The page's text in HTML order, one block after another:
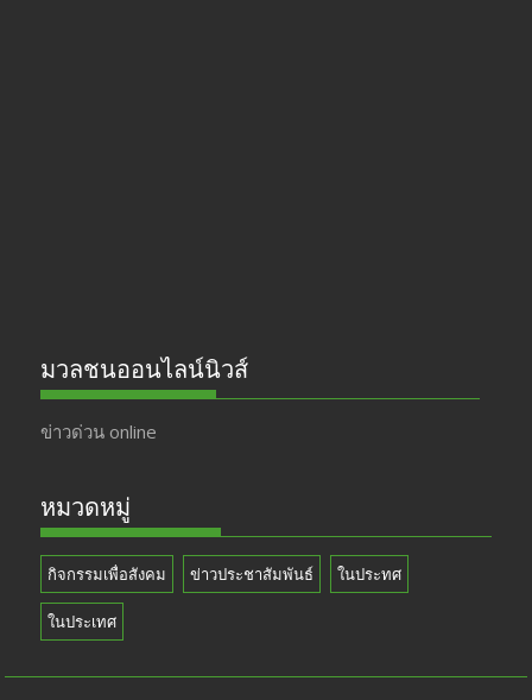
มวลชนออนไลน์นิวส์
ข่าวด่วน online
หมวดหมู่
กิจกรรมเพื่อสังคม ข่าวประชาสัมพันธ์ ในประทศ
ในประเทศ